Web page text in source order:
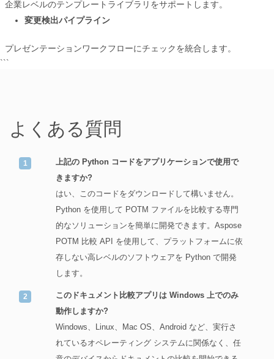
企業レベルのテンプレートライブラリをサポートします。
変更検出パイプライン
プレゼンテーションワークフローにチェックを統合します。
```
よくある質問
上記の Python コードをアプリケーションで使用で
きますか?
はい、このコードをダウンロードして構いません。
Python を使用して POTM ファイルを比較する専門
的なソリューションを簡単に開発できます。Aspose
POTM 比較 API を使用して、プラットフォームに依
存しない高レベルのソフトウェアを Python で開発
します。
このドキュメント比較アプリは Windows 上でのみ
動作しますか?
Windows、Linux、Mac OS、Android など、実行さ
れているオペレーティング システムに関係なく、任